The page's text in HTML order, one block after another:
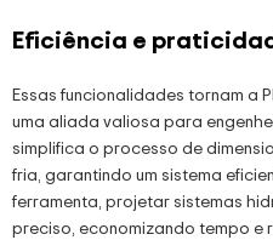
Eficiência e
Essas funcionalidades tornam a
uma aliada valiosa para
simplifica o processo de
fria, garantindo um sistema
ferramenta, projetar sistemas
preciso, economizando tempo e